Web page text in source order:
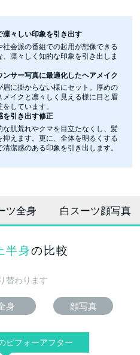
凛々しい印象を引き出す
社会派の番組での起用が想像できる
、凛々しく知的な印象を引き出しま
ンサー写真に最適化したヘアメイク
眉に掛からない様にセット。厚めの
メイクと凛々しく見える様に目と眉
をしています。
を引き出す修正
な肌荒れやクマを目立たなくし、髪
抑えます。更に、全体を明るくする
清潔感のある印象を引き出します。
ツ全身 白スーツ顔写真
半身の比較
替わります
身 顔写真
ビフォーアフター